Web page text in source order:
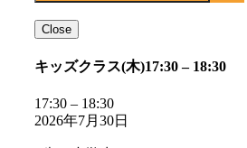
Close
キッズクラス(木)17:30 – 18:30
17:30 – 18:30
2026年7月30日